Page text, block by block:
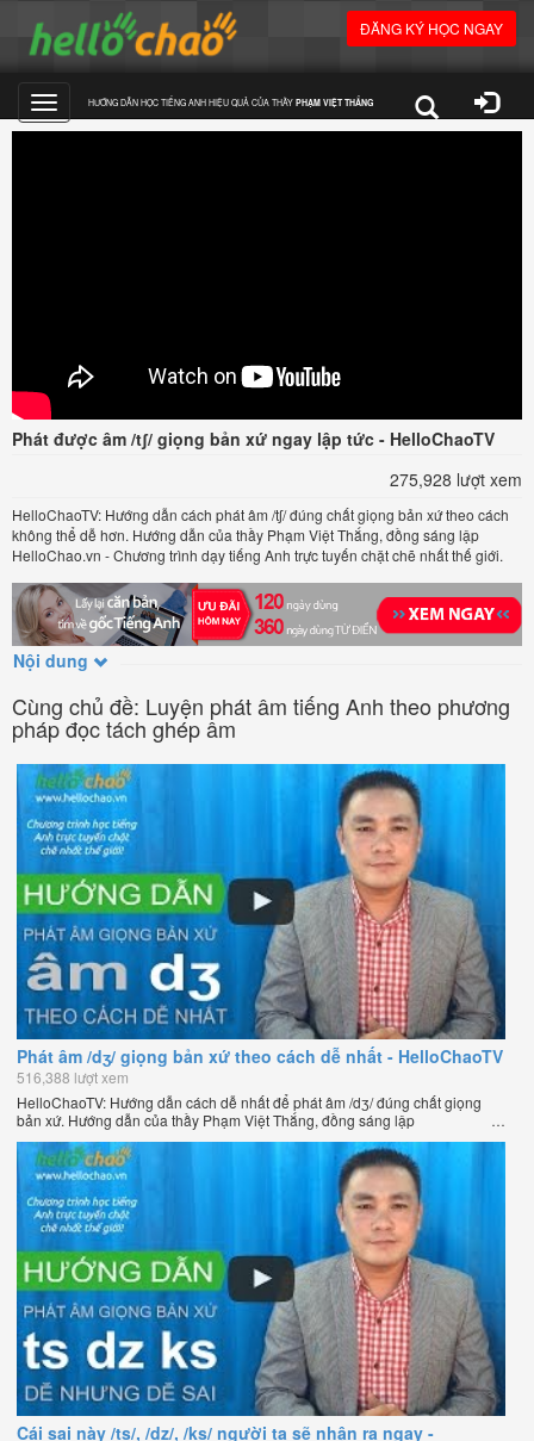
ĐĂNG KÝ HỌC NGAY
Toggle
HƯỚNG DẪN HỌC TIẾNG ANH HIỆU QUẢ CỦA THẦY PHẠM VIỆT THẮNG
Phát được âm /tʃ/ giọng bản xứ ngay lập tức - HelloChaoTV
275,928 lượt xem
HelloChaoTV: Hướng dẫn cách phát âm /tʃ/ đúng chất giọng bản xứ theo cách
không thể dễ hơn. Hướng dẫn của thầy Phạm Việt Thắng, đồng sáng lập
HelloChao.vn - Chương trình dạy tiếng Anh trực tuyến chặt chẽ nhất thế giới.
Nội dung
Cùng chủ đề: Luyện phát âm tiếng Anh theo phương
pháp đọc tách ghép âm
Phát âm /dʒ/ giọng bản xứ theo cách dễ nhất - HelloChaoTV
516,388 lượt xem
HelloChaoTV: Hướng dẫn cách dễ nhất để phát âm /dʒ/ đúng chất giọng
bản xứ. Hướng dẫn của thầy Phạm Việt Thắng, đồng sáng lập
HelloChao.vn - Chương trình dạy tiếng Anh trực tuyến chặt chẽ nhất thế
giới.
Cái sai này /ts/, /dz/, /ks/ người ta sẽ nhận ra ngay -